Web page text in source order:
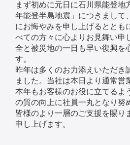
まず初めに元日に石川県能登地
年能登半島地震」につきまして
にお悔やみを申し上げるととも
べての方々に心よりお見舞い申
全と被災地の一日も早い復興を
す。
昨年は多くのお力添えいただき
ました。当社は本日より通常営
本年もお客様のお役に立てるよ
の質の向上に社員一丸となり努
皆様のより一層のご支援を賜り
申し上げます。